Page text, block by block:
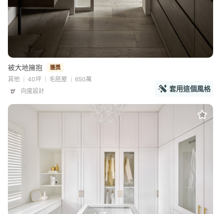
被大地擁抱 獲獎
其他 40坪 毛胚屋
650萬
向度設計
套用這個風格